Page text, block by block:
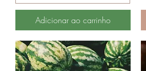
Adicionar ao carrinho